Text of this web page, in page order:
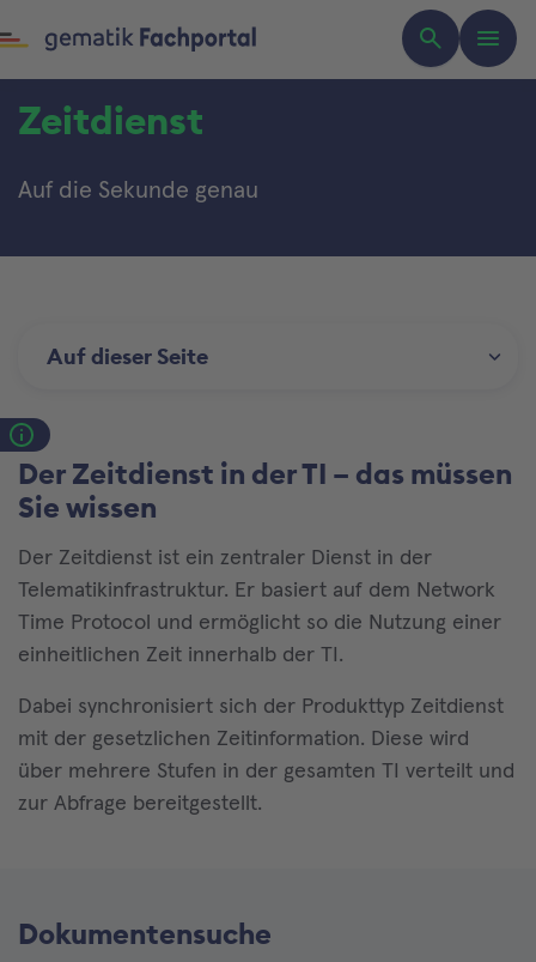
Zeitdienst
Auf die Sekunde genau
Auf dieser Seite
Der Zeitdienst in der TI – das müssen
Sie wissen
Der Zeitdienst ist ein zentraler Dienst in der
Telematikinfrastruktur. Er basiert auf dem Network
Time Protocol und ermöglicht so die Nutzung einer
einheitlichen Zeit innerhalb der TI.
Dabei synchronisiert sich der Produkttyp Zeitdienst
mit der gesetzlichen Zeitinformation. Diese wird
über mehrere Stufen in der gesamten TI verteilt und
zur Abfrage bereitgestellt.
Dokumentensuche